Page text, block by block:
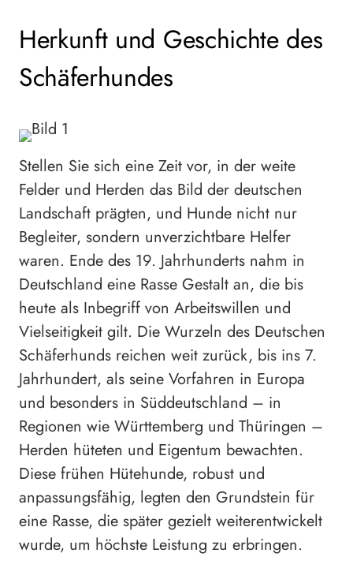
Herkunft und Geschichte des
Schäferhundes
Stellen Sie sich eine Zeit vor, in der weite
Felder und Herden das Bild der deutschen
Landschaft prägten, und Hunde nicht nur
Begleiter, sondern unverzichtbare Helfer
waren. Ende des 19. Jahrhunderts nahm in
Deutschland eine Rasse Gestalt an, die bis
heute als Inbegriff von Arbeitswillen und
Vielseitigkeit gilt. Die Wurzeln des Deutschen
Schäferhunds reichen weit zurück, bis ins 7.
Jahrhundert, als seine Vorfahren in Europa
und besonders in Süddeutschland – in
Regionen wie Württemberg und Thüringen –
Herden hüteten und Eigentum bewachten.
Diese frühen Hütehunde, robust und
anpassungsfähig, legten den Grundstein für
eine Rasse, die später gezielt weiterentwickelt
wurde, um höchste Leistung zu erbringen.